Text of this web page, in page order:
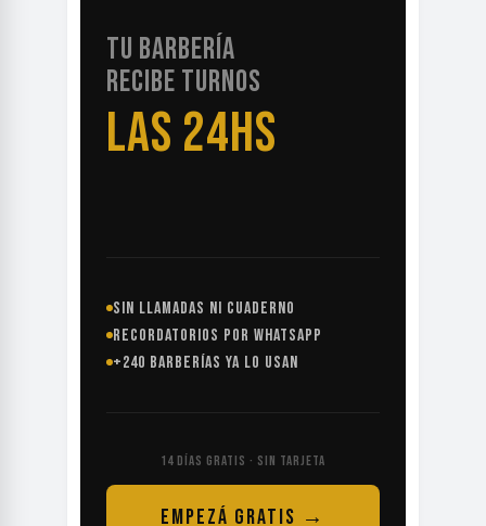
TU BARBERÍA
RECIBE TURNOS
LAS 24HS
SIN LLAMADAS NI CUADERNO
RECORDATORIOS POR WHATSAPP
+240 BARBERÍAS YA LO USAN
14 DÍAS GRATIS · SIN TARJETA
EMPEZÁ GRATIS →